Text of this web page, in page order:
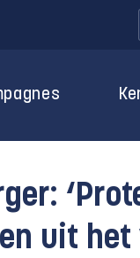
uit het